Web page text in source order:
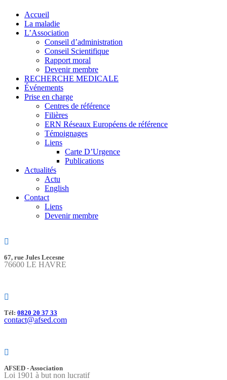
Accueil
La maladie
L’Association
Conseil d’administration
Conseil Scientifique
Rapport moral
Devenir membre
RECHERCHE MEDICALE
Événements
Prise en charge
Centres de référence
Filières
ERN Réseaux Européens de référence
Témoignages
Liens
Carte D’Urgence
Publications
Actualités
Actu
English
Contact
Liens
Devenir membre
67, rue Jules Lecesne
76600 LE HAVRE
Tél: 0820 20 37 33
contact@afsed.com
AFSED - Association
Loi 1901 à but non lucratif